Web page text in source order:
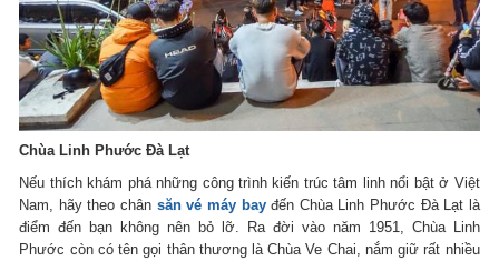
Chùa Linh Phước Đà Lạt
Nếu thích khám phá những công trình kiến trúc tâm linh nổi bật ở Việt
Nam, hãy theo chân săn vé máy bayđến Chùa Linh Phước Đà Lạt là
điểm đến bạn không nên bỏ lỡ. Ra đời vào năm 1951, Chùa Linh
Phước còn có tên gọi thân thương là Chùa Ve Chai, nắm giữ rất nhiều